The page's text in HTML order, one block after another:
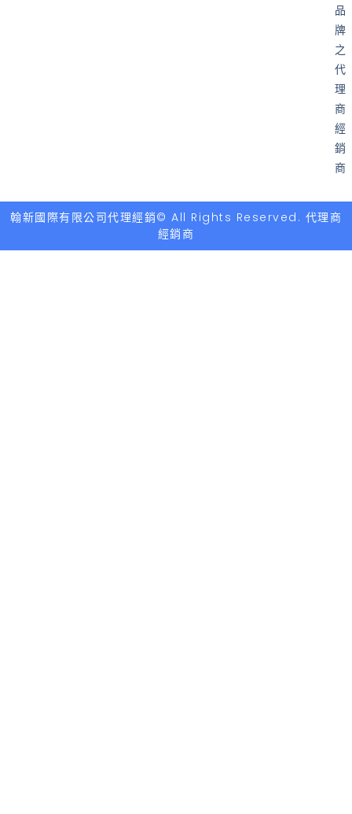
品
牌
之
代
理
商
經
銷
商
翰新國際有限公司代理經銷© All Rights Reserved. 代理商
經銷商